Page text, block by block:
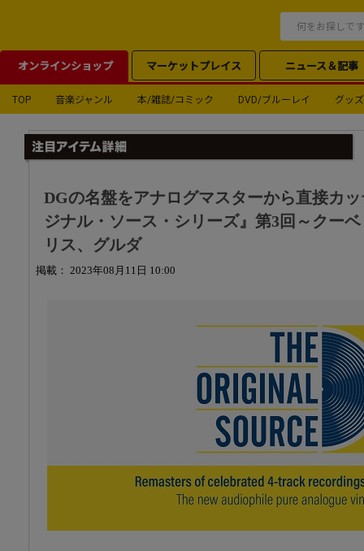
オンラインショップ マーケットプレイス ニュース＆記事
TOP 音楽ジャンル 本/雑誌/コミック DVD/ブルーレイ グッズ
DGの名盤をアナログマスターから直接カ
ジナル・ソース・シリーズ』第3回～クー
リス、グルダ
掲載： 2023年08月11日 10:00